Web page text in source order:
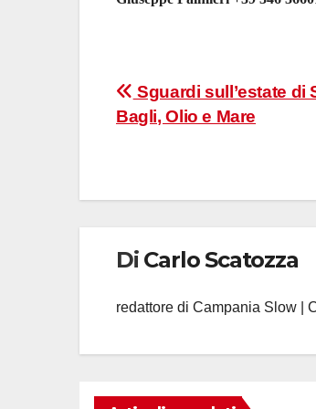
Navigazione
articoli
Sguardi sull’estate di
Bagli, Olio e Mare
Di Carlo Scatozza
redattore di Campania Slow |